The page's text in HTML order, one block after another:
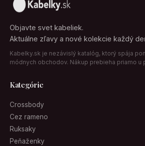
Objavte svet kabeliek.
Aktuálne zľavy a nové kolekcie každý
Kabelky.sk je nezávislý katalóg, ktorý spája
módnych obchodov. Nákup prebieha priamo u
Kategórie
Crossbody
Cez rameno
Ruksaky
Peňaženky